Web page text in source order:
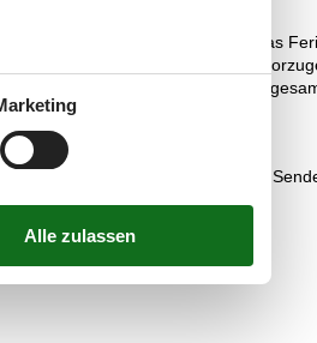
gibt, das das
die das Ferienhaus, das Sie
vergüten wir Ihnen den
natürlich gerne an uns wenden.